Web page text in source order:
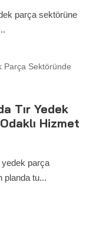
parça sektörüne
Tır Yedek
Hizmet
parça
planda tu...